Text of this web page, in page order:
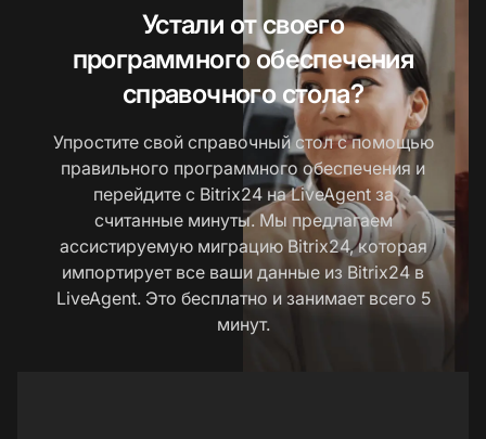
Устали от своего
программного обеспечения
справочного стола?
Упростите свой справочный стол с помощью
правильного программного обеспечения и
перейдите с Bitrix24 на LiveAgent за
считанные минуты. Мы предлагаем
ассистируемую миграцию Bitrix24, которая
импортирует все ваши данные из Bitrix24 в
LiveAgent. Это бесплатно и занимает всего 5
минут.